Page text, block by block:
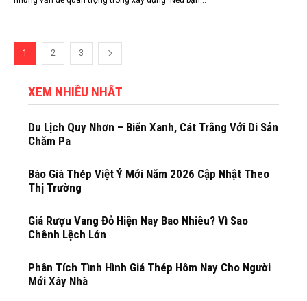
1 2 3
XEM NHIỀU NHẤT
Du Lịch Quy Nhơn – Biển Xanh, Cát Trắng Với Di Sản
Chăm Pa
Báo Giá Thép Việt Ý Mới Năm 2026 Cập Nhật Theo
Thị Trường
Giá Rượu Vang Đỏ Hiện Nay Bao Nhiêu? Vì Sao
Chênh Lệch Lớn
Phân Tích Tình Hình Giá Thép Hôm Nay Cho Người
Mới Xây Nhà